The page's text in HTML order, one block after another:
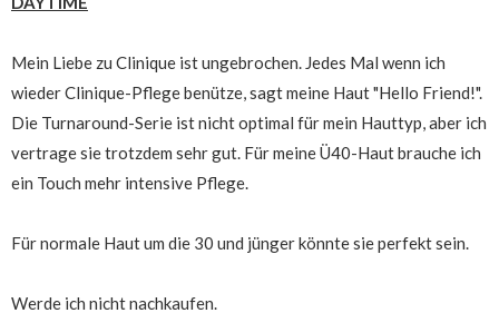
Mein Liebe zu Clinique ist ungebrochen. Jedes Mal wenn ich
wieder Clinique-Pflege benütze, sagt meine Haut "Hello Friend!".
Die Turnaround-Serie ist nicht optimal für mein Hauttyp, aber ich
vertrage sie trotzdem sehr gut. Für meine Ü40-Haut brauche ich
ein Touch mehr intensive Pflege.
Für normale Haut um die 30 und jünger könnte sie perfekt sein.
Werde ich nicht nachkaufen.